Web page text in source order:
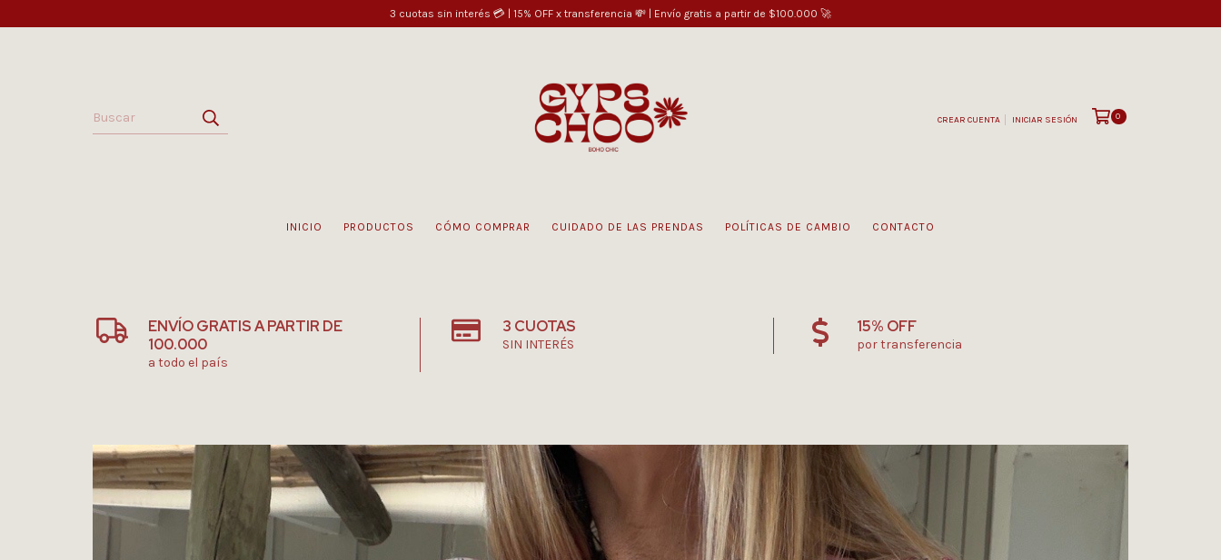
3 cuotas sin interés 💳 | 15% OFF x transferencia 💸 | Envío gratis a partir de $100.000 🚀
CREAR CUENTA INICIAR SESIÓN 0
INICIO PRODUCTOS CÓMO COMPRAR CUIDADO DE LAS PRENDAS POLÍTICAS DE CAMBIO CONTACTO
ENVÍO GRATIS A PARTIR DE
100.000
a todo el país
3 CUOTAS
SIN INTERÉS
15% OFF
por transferencia